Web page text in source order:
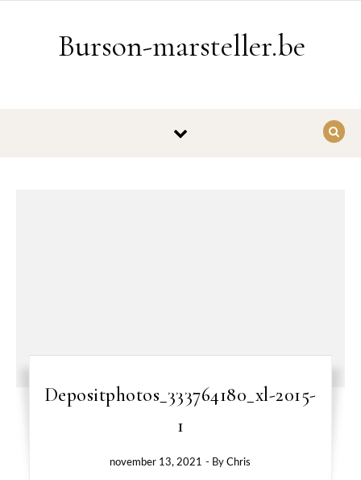
Burson-marsteller.be
Depositphotos_333764180_xl-2015-
1
november 13, 2021 - ByChris